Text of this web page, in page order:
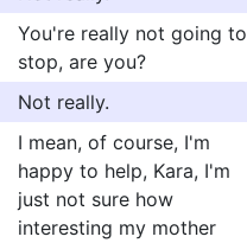
You're really not going to
stop, are you?
Not really.
I mean, of course, I'm
happy to help, Kara, I'm
just not sure how
interesting my mother